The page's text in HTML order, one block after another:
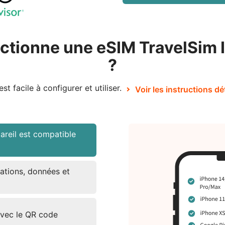
une eSIM
?
facile à configurer et utiliser. Voir les instructions
est compatible
données et
le QR code